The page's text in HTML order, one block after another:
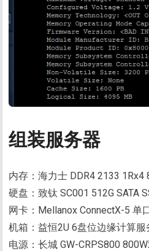
组装服务器
内存：海力士 DDR4 2133 1Rx4
硬盘：致钛 SC001 512G SATA
网卡：Mellanox ConnectX-5 单
机箱：益恒2U 6盘位边缘计算
电源：长城 GW-CRPS800